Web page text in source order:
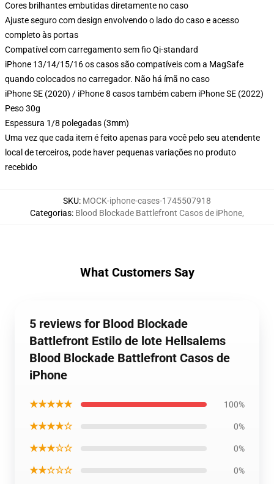
Cores brilhantes embutidas diretamente no caso
Ajuste seguro com design envolvendo o lado do caso e acesso
completo às portas
Compatível com carregamento sem fio Qi-standard
iPhone 13/14/15/16 os casos são compatíveis com a MagSafe
quando colocados no carregador. Não há ímã no caso
iPhone SE (2020) / iPhone 8 casos também cabem iPhone SE (2022)
Peso 30g
Espessura 1/8 polegadas (3mm)
Uma vez que cada item é feito apenas para você pelo seu atendente
local de terceiros, pode haver pequenas variações no produto
recebido
SKU: MOCK-iphone-cases-1745507918
Categorias: Blood Blockade Battlefront Casos de iPhone,
What Customers Say
5 reviews for Blood Blockade
Battlefront Estilo de lote Hellsalems
Blood Blockade Battlefront Casos de
iPhone
★★★★★ 100%
★★★★☆ 0%
★★★☆☆ 0%
★★☆☆☆ 0%